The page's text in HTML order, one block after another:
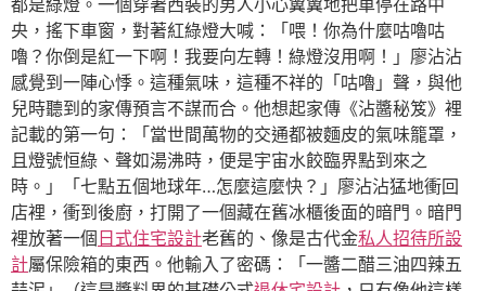
都是綠燈。一個穿著西裝的男人小心翼翼地把車停在路中
央，搖下車窗，對著紅綠燈大喊：「喂！你為什麼咕嚕咕
嚕？你倒是紅一下啊！我要向左轉！綠燈沒用啊！」廖沾沾
感覺到一陣心悸。這種氣味，這種不祥的「咕嚕」聲，與他
兒時聽到的家傳預言不謀而合。他想起家傳《沾醬秘笈》裡
記載的第一句：「當世間萬物的交通都被麵皮的氣味籠罩，
且燈號恒綠、聲如湯沸時，便是宇宙水餃臨界點到來之
時。」「七點五個地球年…怎麼這麼快？」廖沾沾猛地衝回
店裡，衝到後廚，打開了一個藏在舊冰櫃後面的暗門。暗門
裡放著一個 日式住宅設計老舊的、像是古代金私人招待所設
計屬保險箱的東西。他輸入了密碼：「一醬二醋三油四辣五